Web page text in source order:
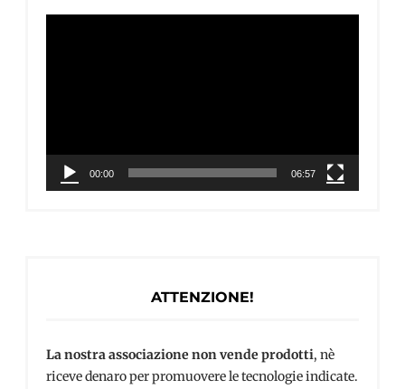
00:00 06:57
ATTENZIONE!
La nostra associazione non vende prodotti, nè
riceve denaro per promuovere le tecnologie indicate.